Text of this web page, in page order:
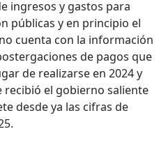
ingresos y gastos para
públicas y en principio el
cuenta con la información
de pagos que
de realizarse en 2024 y
el gobierno saliente
desde ya las cifras de